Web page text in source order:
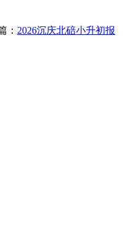
： 2026沉庆北碚小升初报